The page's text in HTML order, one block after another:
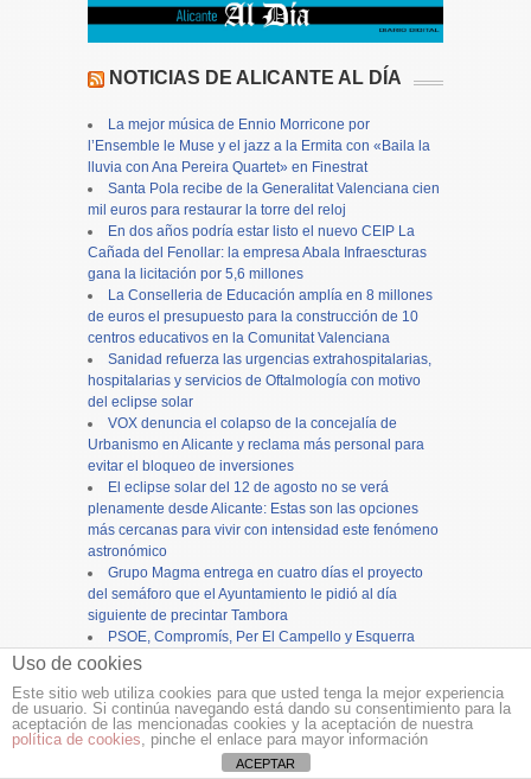
NOTICIAS DE ALICANTE AL DÍA
La mejor música de Ennio Morricone por
l’Ensemble le Muse y el jazz a la Ermita con «Baila la
lluvia con Ana Pereira Quartet» en Finestrat
Santa Pola recibe de la Generalitat Valenciana cien
mil euros para restaurar la torre del reloj
En dos años podría estar listo el nuevo CEIP La
Cañada del Fenollar: la empresa Abala Infraescturas
gana la licitación por 5,6 millones
La Conselleria de Educación amplía en 8 millones
de euros el presupuesto para la construcción de 10
centros educativos en la Comunitat Valenciana
Sanidad refuerza las urgencias extrahospitalarias,
hospitalarias y servicios de Oftalmología con motivo
del eclipse solar
VOX denuncia el colapso de la concejalía de
Urbanismo en Alicante y reclama más personal para
evitar el bloqueo de inversiones
El eclipse solar del 12 de agosto no se verá
plenamente desde Alicante: Estas son las opciones
más cercanas para vivir con intensidad este fenómeno
astronómico
Grupo Magma entrega en cuatro días el proyecto
del semáforo que el Ayuntamiento le pidió al día
siguiente de precintar Tambora
PSOE, Compromís, Per El Campello y Esquerra
Unida rechazan ampliar el vertedero de Les Canyades
Alicante cierra los actos en honor a la patrona, la
Virgen del Remedio, con una concurrida procesión
12endigital.es
Uso de cookies
Este sitio web utiliza cookies para que usted tenga la mejor experiencia
de usuario. Si continúa navegando está dando su consentimiento para la
aceptación de las mencionadas cookies y la aceptación de nuestra
política de cookies, pinche el enlace para mayor información
ACEPTAR